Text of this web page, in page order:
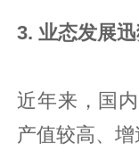
3. 业态发展
近年来，国
产值较高、增